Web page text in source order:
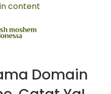
content
Domain